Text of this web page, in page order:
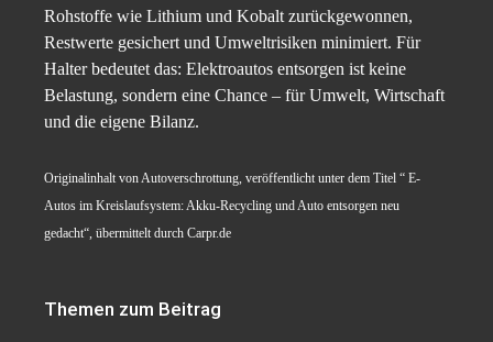
Rohstoffe wie Lithium und Kobalt zurückgewonnen,
Restwerte gesichert und Umweltrisiken minimiert. Für
Halter bedeutet das: Elektroautos entsorgen ist keine
Belastung, sondern eine Chance – für Umwelt, Wirtschaft
und die eigene Bilanz.
Originalinhalt von Autoverschrottung, veröffentlicht unter dem Titel “ E-
Autos im Kreislaufsystem: Akku-Recycling und Auto entsorgen neu
gedacht“, übermittelt durch Carpr.de
Themen zum Beitrag